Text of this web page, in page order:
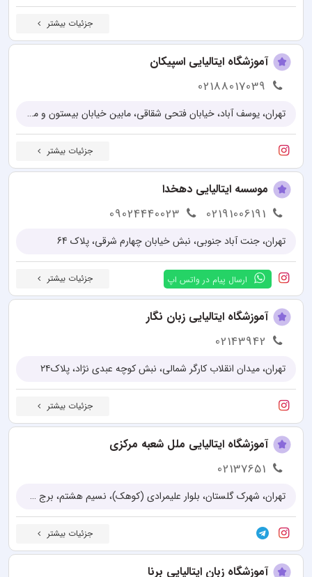
جزئیات بیشتر
آموزشگاه ایتالیایی اسپیکان
02188017039
تهران، یوسف آباد، خیابان فتحی شقاقی، مابین خیابان بیستون و میدان سلماس، پلاک100
جزئیات بیشتر
موسسه ایتالیایی دهخدا
02191006191
09024440023
تهران، جنت آباد جنوبی، نبش خیابان چهارم شرقی، پلاک 64
ارسال پیام در واتس اپ جزئیات بیشتر
آموزشگاه ایتالیایی زبان نگار
02143942
تهران، میدان انقلاب کارگر شمالی، نبش کوچه عبدی نژاد، پلاک۲۴
جزئیات بیشتر
آموزشگاه ایتالیایی ملل شعبه مرکزی
02137651
تهران، شهرک گلستان، بلوار علیمرادی (کوهک)، نسیم هشتم، برج ملل
جزئیات بیشتر
آموزشگاه زبان ایتالیایی برنا